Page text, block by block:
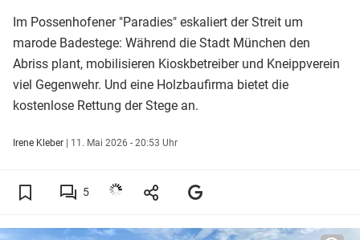
Im Possenhofener "Paradies" eskaliert der Streit um
marode Badestege: Während die Stadt München den
Abriss plant, mobilisieren Kioskbetreiber und Kneippverein
viel Gegenwehr. Und eine Holzbaufirma bietet die
kostenlose Rettung der Stege an.
Irene Kleber | 11. Mai 2026 - 20:53 Uhr
5